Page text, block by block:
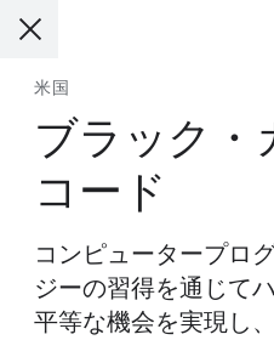
米国
ブラック・
コード
コンピュータープロ
ジーの習得を通じて
平等な機会を実現し